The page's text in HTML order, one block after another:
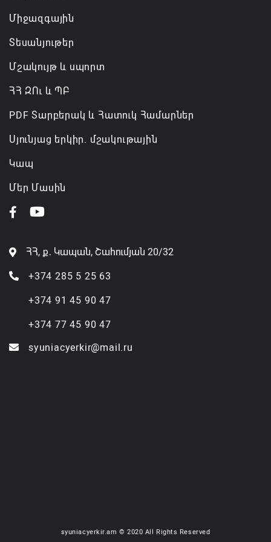
նախարարությունների անվանումները
06.08.2026 12:45
Միջազգային
Տեսանյութեր
Մշակույթ և սպորտ
ՀՀ ԶՈւ և ՊԲ
PDF Տարբերակ և Հատուկ Համարներ
Սյունյաց երկիր. մշակութային
Կապ
Մեր Մասին
ՀՀ, ք․ Կապան, Շահումյան 20/32
+374 285 5 25 63
+374 91 45 90 47
+374 77 45 90 47
syuniacyerkir@mail.ru
syuniacyerkir.am © 2020 All Rights Reserved